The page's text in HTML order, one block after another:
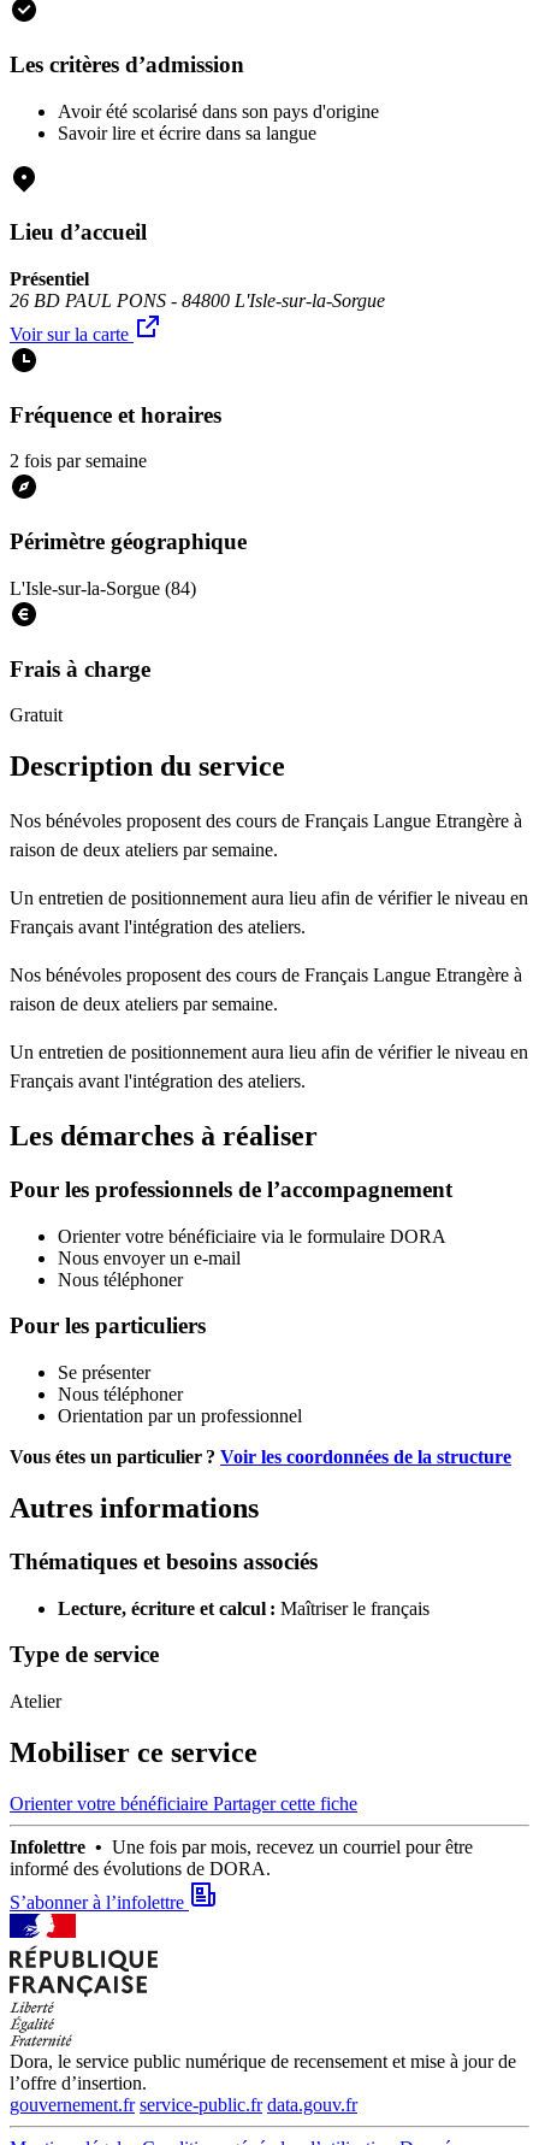
Les critères d’admission
Avoir été scolarisé dans son pays d'origine
Savoir lire et écrire dans sa langue
Lieu d’accueil
Présentiel
26 BD PAUL PONS - 84800 L'Isle-sur-la-Sorgue
Voir sur la carte
Fréquence et horaires
2 fois par semaine
Périmètre géographique
L'Isle-sur-la-Sorgue (84)
Frais à charge
Gratuit
Description du service
Nos bénévoles proposent des cours de Français Langue Etrangère à
raison de deux ateliers par semaine.
Un entretien de positionnement aura lieu afin de vérifier le niveau en
Français avant l'intégration des ateliers.
Nos bénévoles proposent des cours de Français Langue Etrangère à
raison de deux ateliers par semaine.
Un entretien de positionnement aura lieu afin de vérifier le niveau en
Français avant l'intégration des ateliers.
Les démarches à réaliser
Pour les professionnels de l’accompagnement
Orienter votre bénéficiaire via le formulaire DORA
Nous envoyer un e-mail
Nous téléphoner
Pour les particuliers
Se présenter
Nous téléphoner
Orientation par un professionnel
Vous étes un particulier ? Voir les coordonnées de la structure
Autres informations
Thématiques et besoins associés
Lecture, écriture et calcul : Maîtriser le français
Type de service
Atelier
Mobiliser ce service
Orienter votre bénéficiaire Partager cette fiche
Infolettre • Une fois par mois, recevez un courriel pour être
informé des évolutions de DORA.
S’abonner à l’infolettre
Dora, le service public numérique de recensement et mise à jour de
l’offre d’insertion.
gouvernement.fr service-public.fr data.gouv.fr